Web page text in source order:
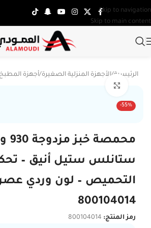
Skip to navigation
Skip to main content
الرئيسية/الأجهزة المنزلية الصغيرة/أجهزة المطبخ
-55%
ستانلس ستيل أنيق –
التحميص – لون وردي
800104014
رمز المنتج: 800104014